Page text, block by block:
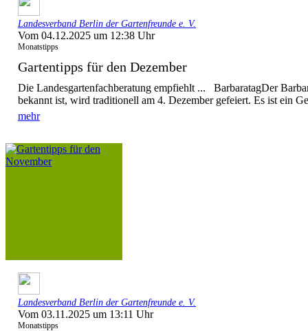
Landesverband Berlin der Gartenfreunde e. V.
Vom 04.12.2025 um 12:38 Uhr
Monatstipps
Gartentipps für den Dezember
Die Landesgartenfachberatung empfiehlt ... BarbaratagDer
bekannt ist, wird traditionell am 4. Dezember gefeiert. Es ist ein
mehr
Landesverband Berlin der Gartenfreunde e. V.
Vom 03.11.2025 um 13:11 Uhr
Monatstipps